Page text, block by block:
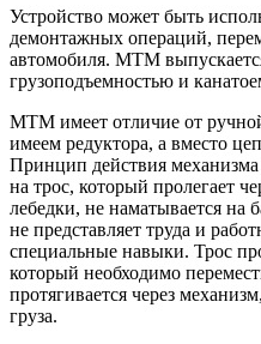
Устройство может быть
демонтажных операций,
автомобиля. МТМ
грузоподъемностью и
МТМ имеет отличие от
имеем редуктора, а вместо
Принцип действия механизма
на трос, который пролегает
лебедки, не наматывается на
не представляет труда и
специальные навыки. Трос
который необходимо
протягивается через
груза.